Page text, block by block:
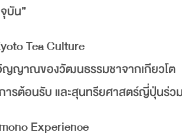
บัน”
Tea Culture
ญาณของวัฒนธรรมชาจากเกียวโต
ารต้อนรับ และสุนทรียศาสตร์ญี่ปุ่นร่ว
Experience